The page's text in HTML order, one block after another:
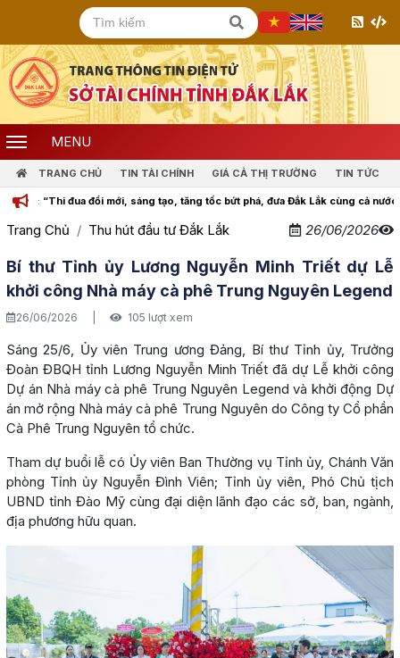
MENU
TRANG CHỦ TIN TÀI CHÍNH GIÁ CẢ THỊ TRƯỜNG TIN TỨC
mới, sáng tạo, tăng tốc bứt phá, đưa Đắk Lắk cùng cả nước bước vào kỷ
Trang Chủ Thu hút đầu tư Đắk Lắk 26/06/2026
Bí thư Tỉnh ủy Lương Nguyễn Minh Triết dự Lễ
khởi công Nhà máy cà phê Trung Nguyên Legend
26/06/2026 105 lượt xem
Sáng 25/6, Ủy viên Trung ương Đảng, Bí thư Tỉnh ủy, Trưởng
Đoàn ĐBQH tỉnh Lương Nguyễn Minh Triết đã dự Lễ khởi công
Dự án Nhà máy cà phê Trung Nguyên Legend và khởi động Dự
án mở rộng Nhà máy cà phê Trung Nguyên do Công ty Cổ phần
Cà Phê Trung Nguyên tổ chức.
Tham dự buổi lễ có Ủy viên Ban Thường vụ Tỉnh ủy, Chánh Văn
phòng Tỉnh ủy Nguyễn Đình Viên; Tỉnh ủy viên, Phó Chủ tịch
UBND tỉnh Đào Mỹ cùng đại diện lãnh đạo các sở, ban, ngành,
địa phương hữu quan.